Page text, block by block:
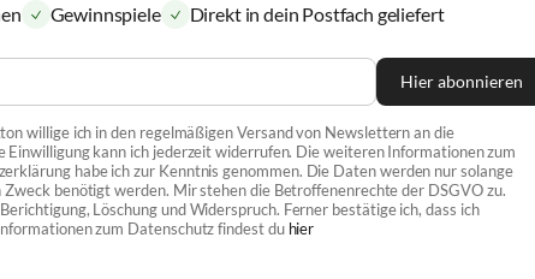
Gewinnspiele Direkt in dein Postfach geliefert
Hier abonnieren
willige ich in den regelmäßigen Versand von Newslettern an die
Einwilligung kann ich jederzeit widerrufen. Die weiteren Informationen zum
habe ich zur Kenntnis genommen. Die Daten werden nur solange
benötigt werden. Mir stehen die Betroffenenrechte der DSGVO zu.
Löschung und Widerspruch. Ferner bestätige ich, dass ich
zum Datenschutz findest du hier